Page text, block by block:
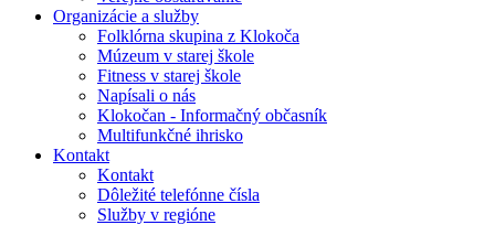
Organizácie a služby
Folklórna skupina z Klokoča
Múzeum v starej škole
Fitness v starej škole
Napísali o nás
Klokočan - Informačný občasník
Multifunkčné ihrisko
Kontakt
Kontakt
Dôležité telefónne čísla
Služby v regióne